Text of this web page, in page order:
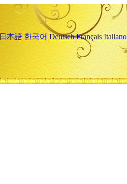
日本語 한국어 Deutsch Français Italiano